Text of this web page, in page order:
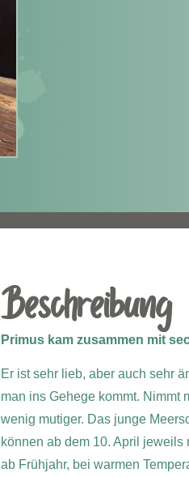
Beschreibung
Primus kam zusammen mit
Er ist sehr lieb, aber auch sehr
man ins Gehege kommt. Nimmt
wenig mutiger. Das junge
können ab dem 10. April
ab Frühjahr, bei warmen